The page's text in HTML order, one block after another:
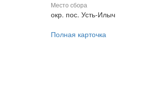
Место сбора
окр. пос. Усть-Илыч
Полная карточка